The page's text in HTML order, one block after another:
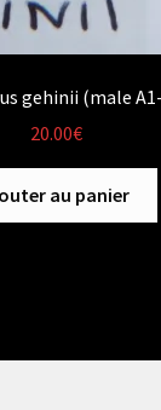
gehinii (male
20.00€
au panier